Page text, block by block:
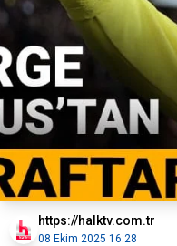
https://halktv.com.tr
08 Ekim 2025 16:28